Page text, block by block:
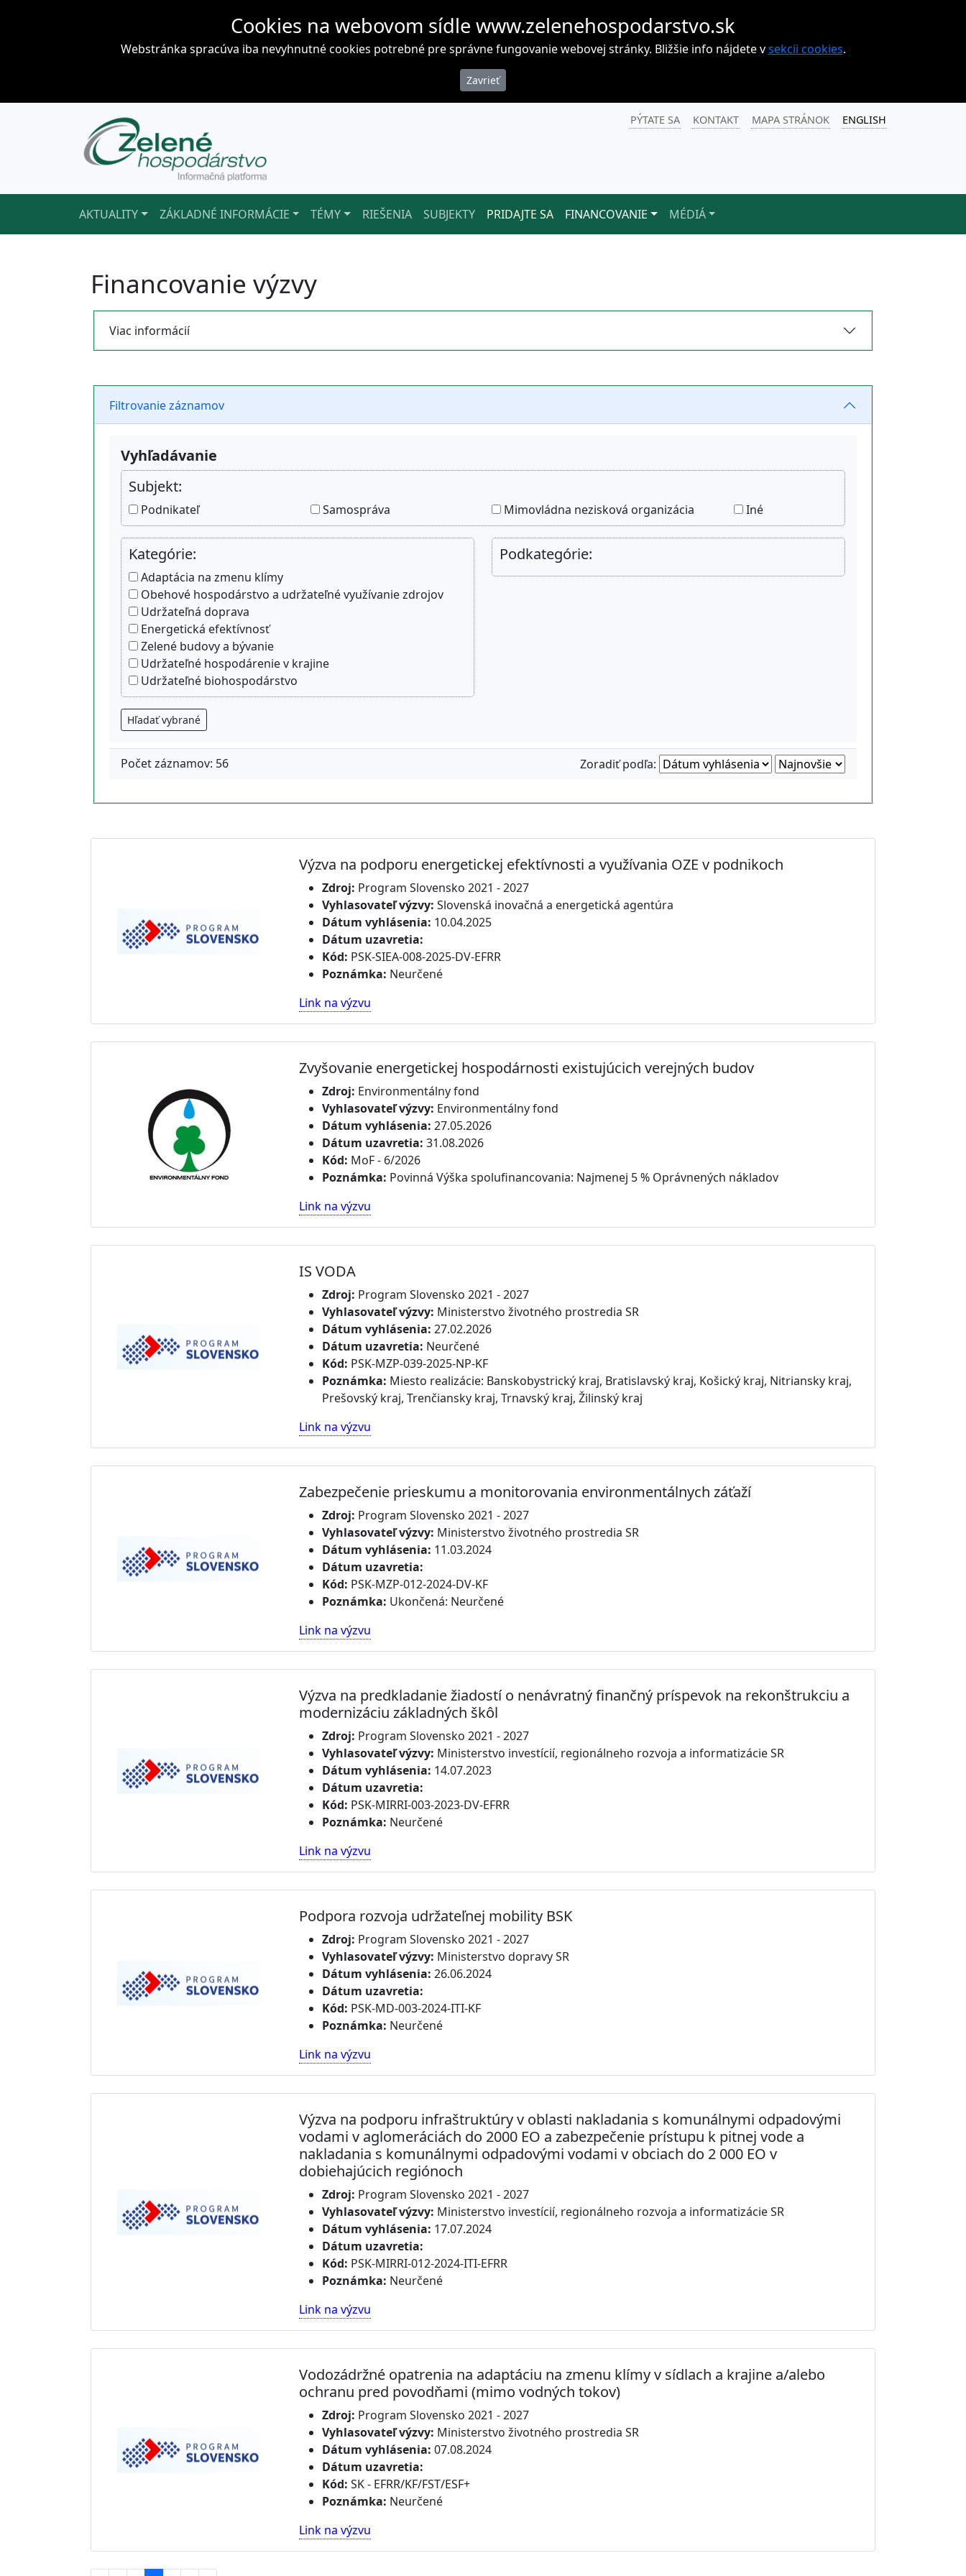
Cookies na webovom sídle www.zelenehospodarstvo.sk
Webstránka spracúva iba nevyhnutné cookies potrebné pre správne fungovanie webovej stránky. Bližšie info nájdete vsekcii cookies.
PÝTATE SA KONTAKT MAPA STRÁNOK ENGLISH
AKTUALITY ZÁKLADNÉ INFORMÁCIE TÉMY RIEŠENIA SUBJEKTY PRIDAJTE SA FINANCOVANIE MÉDIÁ
Financovanie výzvy
Viac informácií
Filtrovanie záznamov
Vyhľadávanie
Subjekt:
Podnikateľ Samospráva Mimovládna nezisková organizácia Iné
Kategórie:
Adaptácia na zmenu klímy
Obehové hospodárstvo a udržateľné využívanie zdrojov
Udržateľná doprava
Energetická efektívnosť
Zelené budovy a bývanie
Udržateľné hospodárenie v krajine
Udržateľné biohospodárstvo
Podkategórie:
Hľadať vybrané
Počet záznamov: 56 Zoradiť podľa:
Výzva na podporu energetickej efektívnosti a využívania OZE v podnikoch
Zdroj: Program Slovensko 2021 - 2027
Vyhlasovateľ výzvy: Slovenská inovačná a energetická agentúra
Dátum vyhlásenia: 10.04.2025
Dátum uzavretia:
Kód: PSK-SIEA-008-2025-DV-EFRR
Poznámka: Neurčené
Link na výzvu
Zvyšovanie energetickej hospodárnosti existujúcich verejných budov
Zdroj: Environmentálny fond
Vyhlasovateľ výzvy: Environmentálny fond
Dátum vyhlásenia: 27.05.2026
Dátum uzavretia: 31.08.2026
Kód: MoF - 6/2026
Poznámka: Povinná Výška spolufinancovania: Najmenej 5 % Oprávnených nákladov
Link na výzvu
IS VODA
Zdroj: Program Slovensko 2021 - 2027
Vyhlasovateľ výzvy: Ministerstvo životného prostredia SR
Dátum vyhlásenia: 27.02.2026
Dátum uzavretia: Neurčené
Kód: PSK-MZP-039-2025-NP-KF
Poznámka: Miesto realizácie: Banskobystrický kraj, Bratislavský kraj, Košický kraj, Nitriansky kraj,
Prešovský kraj, Trenčiansky kraj, Trnavský kraj, Žilinský kraj
Link na výzvu
Zabezpečenie prieskumu a monitorovania environmentálnych záťaží
Zdroj: Program Slovensko 2021 - 2027
Vyhlasovateľ výzvy: Ministerstvo životného prostredia SR
Dátum vyhlásenia: 11.03.2024
Dátum uzavretia:
Kód: PSK-MZP-012-2024-DV-KF
Poznámka: Ukončená: Neurčené
Link na výzvu
Výzva na predkladanie žiadostí o nenávratný finančný príspevok na rekonštrukciu a
modernizáciu základných škôl
Zdroj: Program Slovensko 2021 - 2027
Vyhlasovateľ výzvy: Ministerstvo investícií, regionálneho rozvoja a informatizácie SR
Dátum vyhlásenia: 14.07.2023
Dátum uzavretia:
Kód: PSK-MIRRI-003-2023-DV-EFRR
Poznámka: Neurčené
Link na výzvu
Podpora rozvoja udržateľnej mobility BSK
Zdroj: Program Slovensko 2021 - 2027
Vyhlasovateľ výzvy: Ministerstvo dopravy SR
Dátum vyhlásenia: 26.06.2024
Dátum uzavretia:
Kód: PSK-MD-003-2024-ITI-KF
Poznámka: Neurčené
Link na výzvu
Výzva na podporu infraštruktúry v oblasti nakladania s komunálnymi odpadovými
vodami v aglomeráciách do 2000 EO a zabezpečenie prístupu k pitnej vode a
nakladania s komunálnymi odpadovými vodami v obciach do 2 000 EO v
dobiehajúcich regiónoch
Zdroj: Program Slovensko 2021 - 2027
Vyhlasovateľ výzvy: Ministerstvo investícií, regionálneho rozvoja a informatizácie SR
Dátum vyhlásenia: 17.07.2024
Dátum uzavretia:
Kód: PSK-MIRRI-012-2024-ITI-EFRR
Poznámka: Neurčené
Link na výzvu
Vodozádržné opatrenia na adaptáciu na zmenu klímy v sídlach a krajine a/alebo
ochranu pred povodňami (mimo vodných tokov)
Zdroj: Program Slovensko 2021 - 2027
Vyhlasovateľ výzvy: Ministerstvo životného prostredia SR
Dátum vyhlásenia: 07.08.2024
Dátum uzavretia:
Kód: SK - EFRR/KF/FST/ESF+
Poznámka: Neurčené
Link na výzvu